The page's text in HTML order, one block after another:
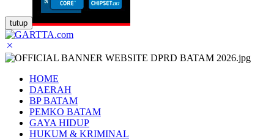
tutup
HOME
DAERAH
BP BATAM
PEMKO BATAM
GAYA HIDUP
HUKUM & KRIMINAL